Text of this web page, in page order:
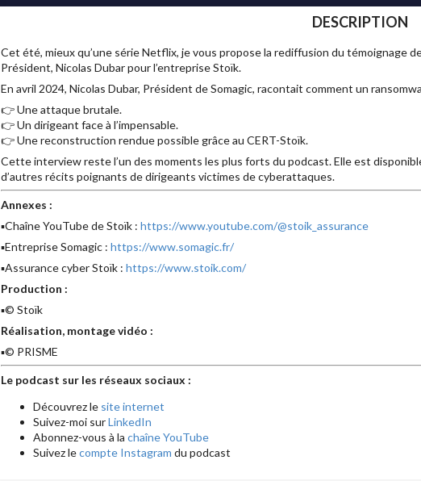
DESCRIPTION
Cet été, mieux qu’une série Netflix, je vous propose la rediffusion du témoignage
Président, Nicolas Dubar pour l’entreprise Stoïk.
En avril 2024, Nicolas Dubar, Président de Somagic, racontait comment un
👉 Une attaque brutale.
👉 Un dirigeant face à l’impensable.
👉 Une reconstruction rendue possible grâce au CERT-Stoïk.
Cette interview reste l’un des moments les plus forts du podcast. Elle est
d’autres récits poignants de dirigeants victimes de cyberattaques.
Annexes :
▪️Chaîne YouTube de Stoïk : https://www.youtube.com/@stoik_assurance
▪️Entreprise Somagic : https://www.somagic.fr/
▪️Assurance cyber Stoïk : https://www.stoik.com/
Production :
▪️© Stoïk
Réalisation, montage vidéo :
▪️© PRISME
Le podcast sur les réseaux sociaux :
Découvrez le site internet
Suivez-moi surLinkedIn
Abonnez-vous à la chaîne YouTube
Suivez lecompte Instagram du podcast